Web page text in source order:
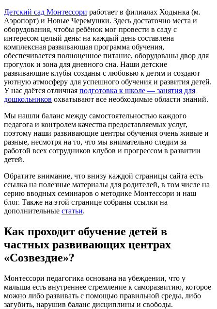
Детский сад Монтессори работает в филиалах Ходынка (м.
Аэропорт) и Новые Черемушки. Здесь достаточно места и
оборудования, чтобы ребёнок мог провести в саду с
интересом целый день: на каждый день составлена
комплексная развивающая программа обучения,
обеспечивается полноценное питание, оборудованы двор для
прогулок и зона для дневного сна. Наши детские
развивающие клубы созданы с любовью к детям и создают
уютную атмосферу для успешного обучения и развития детей.
У нас даётся отличная подготовка к школе — занятия для
дошкольников охватывают все необходимые области знаний.
Мы нашли баланс между самостоятельностью каждого
педагога и контролем качества предоставляемых услуг,
поэтому наши развивающие центры обучения очень живые и
разные, несмотря на то, что мы внимательно следим за
работой всех сотрудников клубов и прогрессом в развитии
детей.
Обратите внимание, что внизу каждой страницы сайта есть
ссылка на полезные материалы для родителей, в том числе на
серию вводных семинаров о методике Монтессори и наш
блог. Также на этой странице собраны ссылки на
дополнительные статьи.
Как проходит обучение детей в
частных развивающих центрах
«Созвездие»?
Монтессори педагогика основана на убеждении, что у
малыша есть внутреннее стремление к саморазвитию, которое
можно либо развивать с помощью правильной среды, либо
загубить, нарушив баланс дисциплины и свободы.